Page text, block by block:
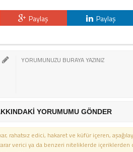
Paylaş Paylaş
YORUMUMU GÖNDER
rahatsız edici, hakaret ve küfür içeren,
verici ya da benzeri niteliklerde